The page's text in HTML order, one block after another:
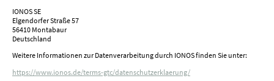
IONOS SE
Elgendorfer Straße 57
56410 Montabaur
Deutschland
Weitere Informationen zur Datenverarbeitung durch IONOS finden Sie unter:
https://www.ionos.de/terms-gtc/datenschutzerklaerung/